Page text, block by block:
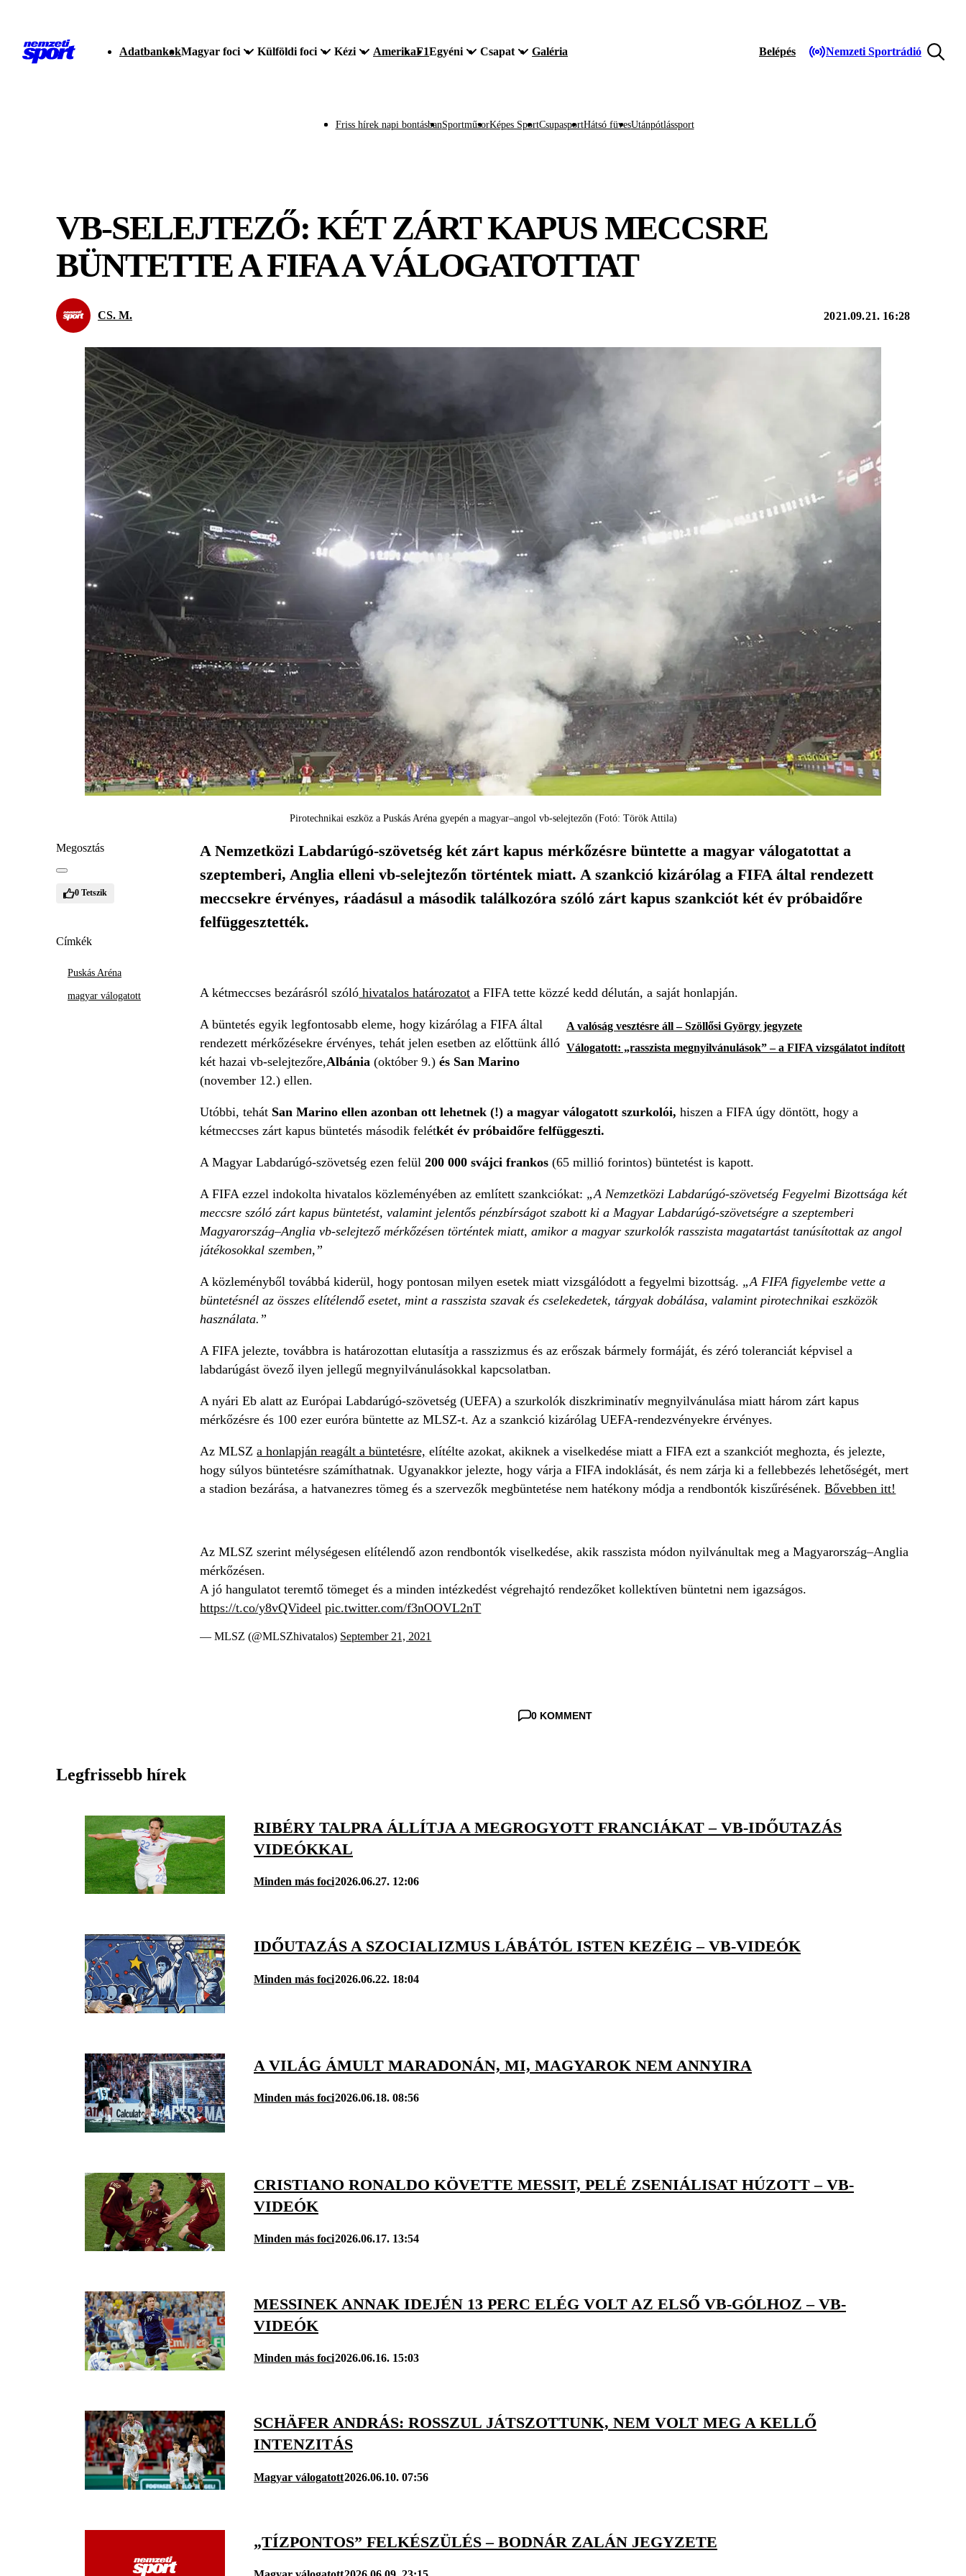
AdatbankokMagyar foci Külföldi foci Kézi AmerikaF1Egyéni Csapat Galéria Belépés Nemzeti Sportrádió
Friss hírek napi bontásbanSportműsorKépes SportCsupasportHátsó füvesUtánpótlássport
VB-SELEJTEZŐ: KÉT ZÁRT KAPUS MECCSRE
BÜNTETTE A FIFA A VÁLOGATOTTAT
CS. M. 2021.09.21. 16:28
Pirotechnikai eszköz a Puskás Aréna gyepén a magyar–angol vb-selejtezőn (Fotó: Török Attila)
Megosztás
0 Tetszik
Címkék
Puskás Aréna
magyar válogatott
A Nemzetközi Labdarúgó-szövetség két zárt kapus mérkőzésre büntette a magyar válogatottat a
szeptemberi, Anglia elleni vb-selejtezőn történtek miatt. A szankció kizárólag a FIFA által rendezett
meccsekre érvényes, ráadásul a második találkozóra szóló zárt kapus szankciót két év próbaidőre
felfüggesztették.
A kétmeccses bezárásról szóló hivatalos határozatot a FIFA tette közzé kedd délután, a saját honlapján.
A valóság vesztésre áll – Szöllősi György jegyzete
Válogatott: „rasszista megnyilvánulások” – a FIFA vizsgálatot indított
A büntetés egyik legfontosabb eleme, hogy kizárólag a FIFA által
rendezett mérkőzésekre érvényes, tehát jelen esetben az előttünk álló
két hazai vb-selejtezőre,Albánia(október 9.) és San Marino
(november 12.) ellen.
Utóbbi, tehát San Marino ellen azonban ott lehetnek (!) a magyar válogatott szurkolói,hiszen a FIFA úgy döntött, hogy a
kétmeccses zárt kapus büntetés második felétkét év próbaidőre felfüggeszti.
A Magyar Labdarúgó-szövetség ezen felül200 000 svájci frankos (65 millió forintos) büntetést is kapott.
A FIFA ezzel indokolta hivatalos közleményében az említett szankciókat: „A Nemzetközi Labdarúgó-szövetség Fegyelmi Bizottsága két
meccsre szóló zárt kapus büntetést, valamint jelentős pénzbírságot szabott ki a Magyar Labdarúgó-szövetségre a szeptemberi
Magyarország–Anglia vb-selejtező mérkőzésen történtek miatt, amikor a magyar szurkolók rasszista magatartást tanúsítottak az angol
játékosokkal szemben,”
A közleményből továbbá kiderül, hogy pontosan milyen esetek miatt vizsgálódott a fegyelmi bizottság. „A FIFA figyelembe vette a
büntetésnél az összes elítélendő esetet, mint a rasszista szavak és cselekedetek, tárgyak dobálása, valamint pirotechnikai eszközök
használata.”
A FIFA jelezte, továbbra is határozottan elutasítja a rasszizmus és az erőszak bármely formáját, és zéró toleranciát képvisel a
labdarúgást övező ilyen jellegű megnyilvánulásokkal kapcsolatban.
A nyári Eb alatt az Európai Labdarúgó-szövetség (UEFA) a szurkolók diszkriminatív megnyilvánulása miatt három zárt kapus
mérkőzésre és 100 ezer euróra büntette az MLSZ-t. Az a szankció kizárólag UEFA-rendezvényekre érvényes.
Az MLSZa honlapján reagált a büntetésre, elítélte azokat, akiknek a viselkedése miatt a FIFA ezt a szankciót meghozta, és jelezte,
hogy súlyos büntetésre számíthatnak. Ugyanakkor jelezte, hogy várja a FIFA indoklását, és nem zárja ki a fellebbezés lehetőségét, mert
a stadion bezárása, a hatvanezres tömeg és a szervezők megbüntetése nem hatékony módja a rendbontók kiszűrésének.Bővebben itt!
Az MLSZ szerint mélységesen elítélendő azon rendbontók viselkedése, akik rasszista módon nyilvánultak meg a Magyarország–Anglia
mérkőzésen.
A jó hangulatot teremtő tömeget és a minden intézkedést végrehajtó rendezőket kollektíven büntetni nem igazságos.
https://t.co/y8vQVideel pic.twitter.com/f3nOOVL2nT
— MLSZ (@MLSZhivatalos) September 21, 2021
0 KOMMENT
Legfrissebb hírek
RIBÉRY TALPRA ÁLLÍTJA A MEGROGYOTT FRANCIÁKAT – VB-IDŐUTAZÁS
VIDEÓKKAL
Minden más foci2026.06.27. 12:06
IDŐUTAZÁS A SZOCIALIZMUS LÁBÁTÓL ISTEN KEZÉIG – VB-VIDEÓK
Minden más foci2026.06.22. 18:04
A VILÁG ÁMULT MARADONÁN, MI, MAGYAROK NEM ANNYIRA
Minden más foci2026.06.18. 08:56
CRISTIANO RONALDO KÖVETTE MESSIT, PELÉ ZSENIÁLISAT HÚZOTT – VB-
VIDEÓK
Minden más foci2026.06.17. 13:54
MESSINEK ANNAK IDEJÉN 13 PERC ELÉG VOLT AZ ELSŐ VB-GÓLHOZ – VB-
VIDEÓK
Minden más foci2026.06.16. 15:03
SCHÄFER ANDRÁS: ROSSZUL JÁTSZOTTUNK, NEM VOLT MEG A KELLŐ
INTENZITÁS
Magyar válogatott2026.06.10. 07:56
„TÍZPONTOS” FELKÉSZÜLÉS – BODNÁR ZALÁN JEGYZETE